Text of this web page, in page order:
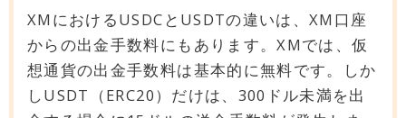
XMにおけるUSDCとUSDTの違いは、XM口座
からの出金手数料にもあります。XMでは、仮
想通貨の出金手数料は基本的に無料です。しか
しUSDT（ERC20）だけは、300ドル未満を出